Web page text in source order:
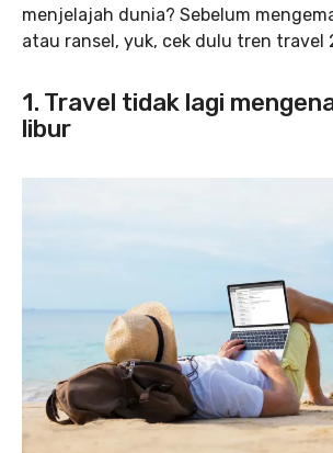
menjelajah dunia? Sebelum
atau ransel, yuk, cek dulu tren travel
1. Travel tidak lagi
libur